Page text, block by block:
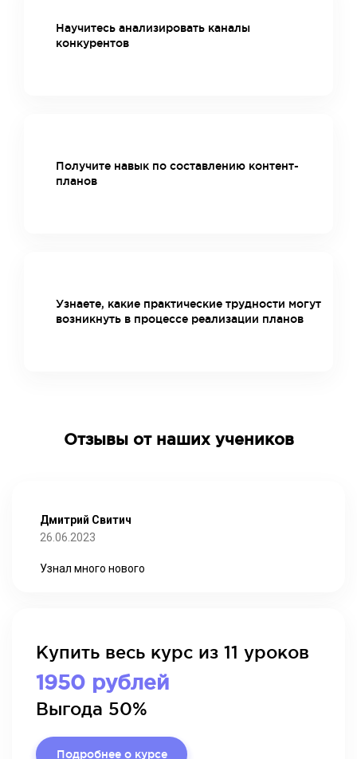
Научитесь анализировать каналы
конкурентов
Получите навык по составлению контент-
планов
Узнаете, какие практические трудности могут
возникнуть в процессе реализации планов
Отзывы от наших учеников
Дмитрий Свитич
26.06.2023
Узнал много нового
Купить весь курс из 11 уроков
1950 рублей
Выгода 50%
Подробнее о курсе